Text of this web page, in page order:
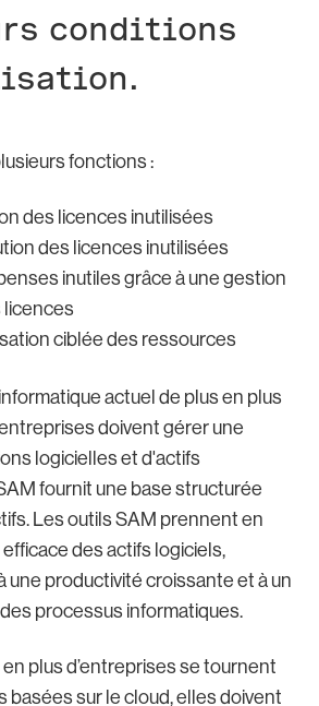
conditions
fonctions :
des licences inutilisées
des licences inutilisées
inutiles grâce à une gestion
licences
ciblée des ressources
actuel de plus en plus
doivent gérer une
logicielles et d'actifs
fournit une base structurée
Les outils SAM prennent en
des actifs logiciels,
une productivité croissante et à un
processus informatiques.
plus d’entreprises se tournent
basées sur le cloud, elles doivent